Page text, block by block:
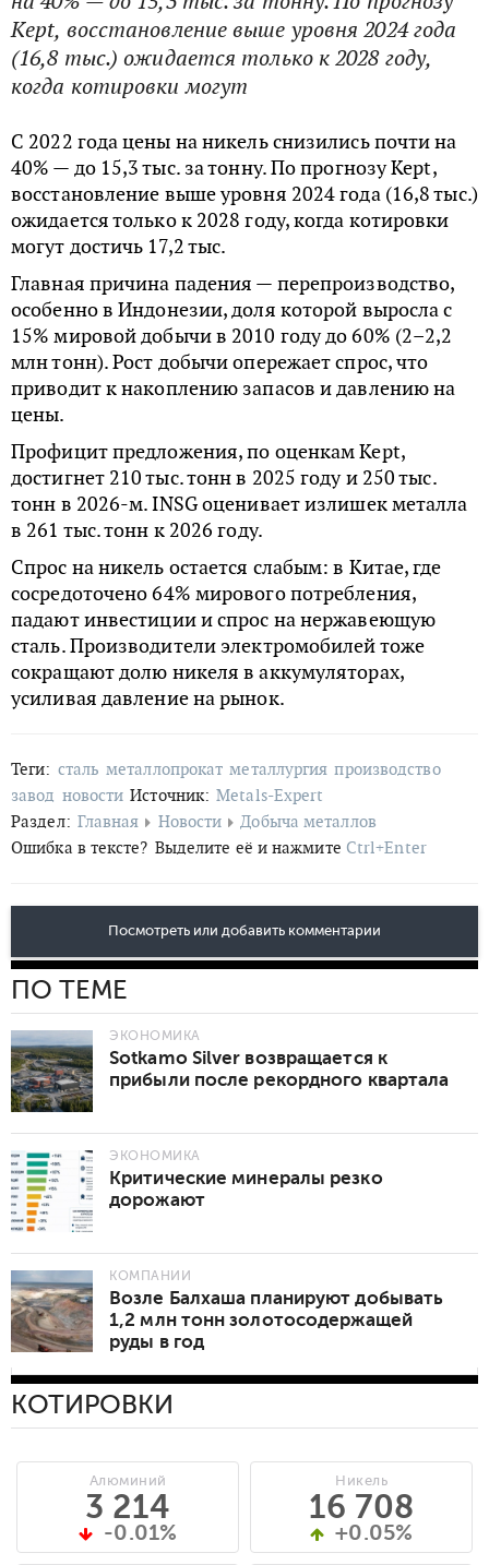
Kept, восстановление выше уровня 2024 года
(16,8 тыс.) ожидается только к 2028 году,
когда котировки могут
С 2022 года цены на никель снизились почти на
40% — до 15,3 тыс. за тонну. По прогнозу Kept,
восстановление выше уровня 2024 года (16,8 тыс.)
ожидается только к 2028 году, когда котировки
могут достичь 17,2 тыс.
Главная причина падения — перепроизводство,
особенно в Индонезии, доля которой выросла с
15% мировой добычи в 2010 году до 60% (2–2,2
млн тонн). Рост добычи опережает спрос, что
приводит к накоплению запасов и давлению на
цены.
Профицит предложения, по оценкам Kept,
достигнет 210 тыс. тонн в 2025 году и 250 тыс.
тонн в 2026-м. INSG оценивает излишек металла
в 261 тыс. тонн к 2026 году.
Спрос на никель остается слабым: в Китае, где
сосредоточено 64% мирового потребления,
падают инвестиции и спрос на нержавеющую
сталь. Производители электромобилей тоже
сокращают долю никеля в аккумуляторах,
усиливая давление на рынок.
Теги: сталь металлопрокат металлургия производство
завод новости Источник: Metals-Expert
Раздел: Главная Новости
Добыча металлов
Ошибка в тексте? Выделите её и нажмите Ctrl+Enter
Посмотреть или добавить комментарии
ПО ТЕМЕ
ЭКОНОМИКА
Sotkamo Silver возвращается к
прибыли после рекордного квартала
ЭКОНОМИКА
Критические минералы резко
дорожают
КОМПАНИИ
Возле Балхаша планируют добывать
1,2 млн тонн золотосодержащей
руды в год
КОТИРОВКИ
Алюминий
3 214
-0.01%
Никель
16 708
+0.05%